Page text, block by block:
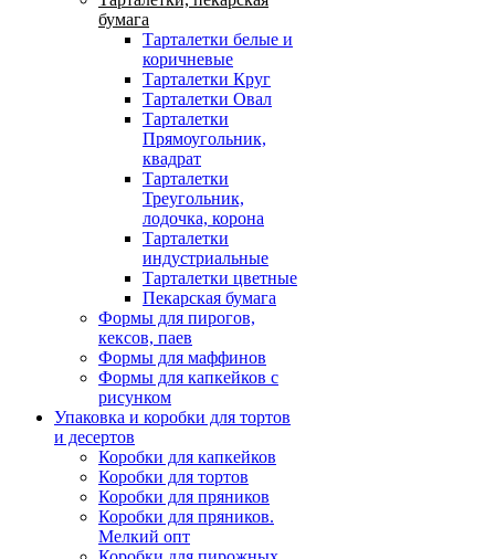
бумага
Тарталетки белые и
коричневые
Тарталетки Круг
Тарталетки Овал
Тарталетки
Прямоугольник,
квадрат
Тарталетки
Треугольник,
лодочка, корона
Тарталетки
индустриальные
Тарталетки цветные
Пекарская бумага
Формы для пирогов,
кексов, паев
Формы для маффинов
Формы для капкейков с
рисунком
Упаковка и коробки для тортов
и десертов
Коробки для капкейков
Коробки для тортов
Коробки для пряников
Коробки для пряников.
Мелкий опт